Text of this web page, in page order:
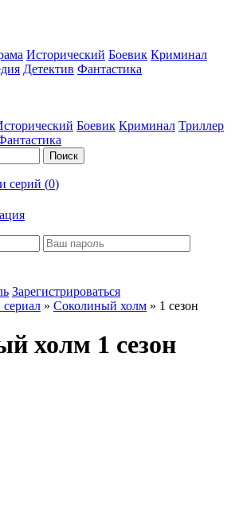
Исторический Боевик Криминал
Детектив Фантастика
Боевик Криминал Триллер
Поиск
серий (0)
Зарегистрироваться
» Соколиный холм » 1 сезон
холм 1 сезон